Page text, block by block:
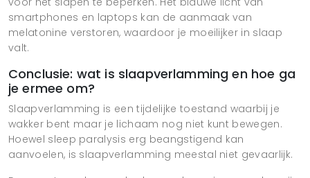
smartphones en laptops kan de aanmaak van
melatonine verstoren, waardoor je moeilijker in slaap
valt.
Conclusie: wat is slaapverlamming en hoe ga
je ermee om?
Slaapverlamming is een tijdelijke toestand waarbij je
wakker bent maar je lichaam nog niet kunt bewegen.
Hoewel sleep paralysis erg beangstigend kan
aanvoelen, is slaapverlamming meestal niet gevaarlijk.